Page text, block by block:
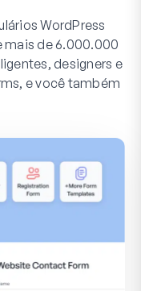
WordPress
mais de 6.000.000
designers e
e você também